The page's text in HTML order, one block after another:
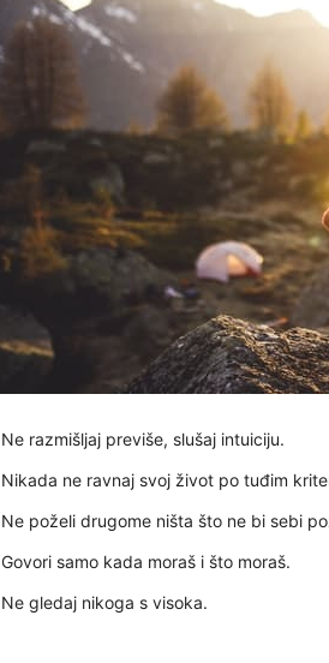
Ne razmišljaj previše, slušaj intuiciju.
Nikada ne ravnaj svoj život po tuđim
Ne poželi drugome ništa što ne bi sebi
Govori samo kada moraš i što moraš.
Ne gledaj nikoga s visoka.